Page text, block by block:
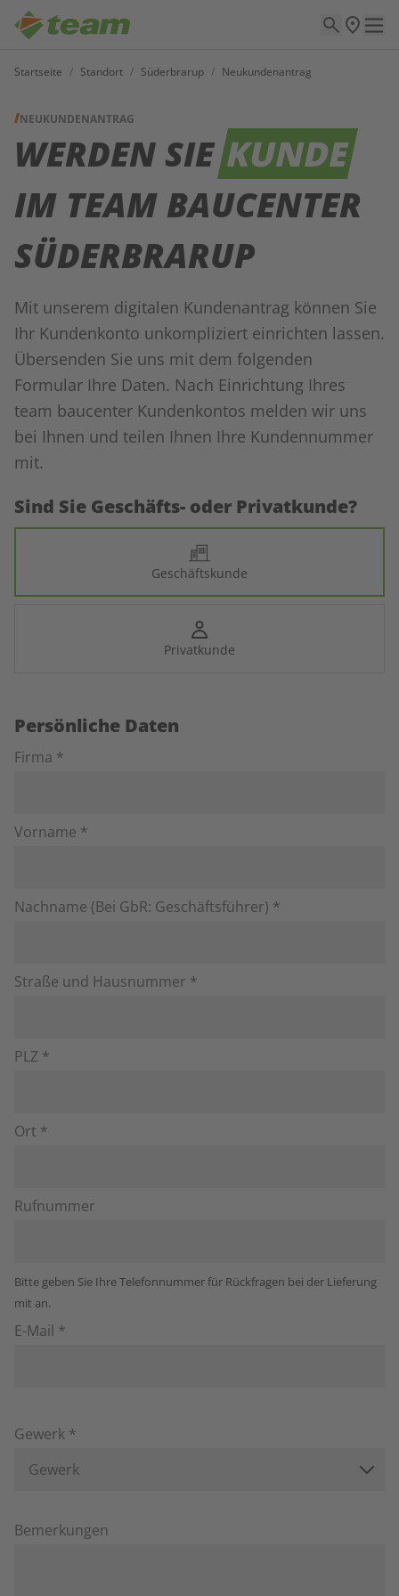
Startseite / Standort / Süderbrarup / Neukundenantrag
NEUKUNDENANTRAG
WERDEN SIEKUNDE
IM TEAM BAUCENTER
SÜDERBRARUP
Mit unserem digitalen Kundenantrag können Sie
Ihr Kundenkonto unkompliziert einrichten lassen.
Übersenden Sie uns mit dem folgenden
Formular Ihre Daten. Nach Einrichtung Ihres
team baucenter Kundenkontos melden wir uns
bei Ihnen und teilen Ihnen Ihre Kundennummer
mit.
Sind Sie Geschäfts- oder Privatkunde?
Geschäftskunde
Privatkunde
Persönliche Daten
Firma *
Vorname *
Nachname (Bei GbR: Geschäftsführer) *
Straße und Hausnummer *
PLZ *
Ort *
Rufnummer
Bitte geben Sie Ihre Telefonnummer für Rückfragen bei der Lieferung
mit an.
E-Mail *
Gewerk *
Gewerk
Bemerkungen